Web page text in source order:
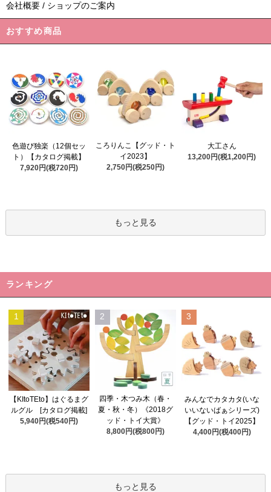
会社概要 / ショップのご案内
おすすめ商品
色遊び独楽（12個セッ
ト）【カタログ掲載】
7,920円(税720円)
ころりんこ【グッド・ト
イ2023】
2,750円(税250円)
大工さん
13,200円(税1,200円)
もっと見る
ランキング
1
【KItoTEto】はぐるまグ
ルグル [カタログ掲載]
5,940円(税540円)
2
四季・木つみ木（春・
夏・秋・冬）《2018グ
ッド・トイ大賞》
8,800円(税800円)
3
みんなでカタカタ(いな
いいないばぁシリーズ)
【グッド・トイ2025】
4,400円(税400円)
もっと見る